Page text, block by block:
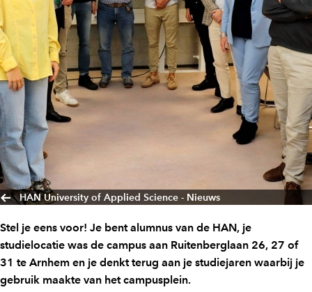
HAN University of Applied Science - Nieuws
Stel je eens voor! Je bent alumnus van de HAN, je
studielocatie was de campus aan Ruitenberglaan 26, 27 of
31 te Arnhem en je denkt terug aan je studiejaren waarbij je
gebruik maakte van het campusplein.